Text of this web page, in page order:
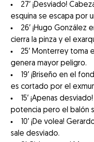
27′ ¡Desviado!
esquina se escapa por
26′ ¡Hugo
cierra la pinza y el
25′ Monterrey toma
genera mayor peligro.
19′ ¡Briseño en el
es cortado por el
15′ ¡Apenas
potencia pero el balón
10′ ¡De volea!
sale desviado.